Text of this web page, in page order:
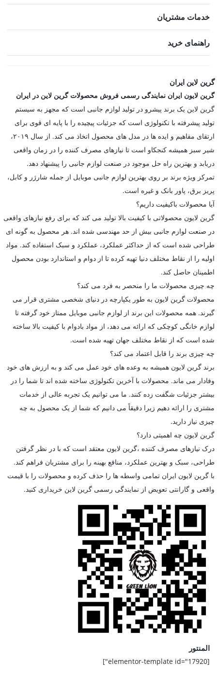
خدمات مشتریان
راهنمای خرید
گرین لاین ایران
گرین لایون ایران نمایندگی رسمی فروش محصولات گرین لاین در ایران
گرین لاین یک برند پیشرو در تولید لوازم جانبی است که مجهز به سیستم
تولید پیشرفته با تکنولوژی است که جزئیات پیچیده را با پایه ای قوی برای
ارتقای مفاهیم و ایده ها در مدل های محصول اتخاذ می کند. از سال ۲۰۱۹،
شیر سبز همیشه کنجکاو است تا نیازهای مصرف کننده را در زمان واقعی
دریابد و بهترین راه حل موجود در صنعت لوازم جانبی را پیشنهاد دهد.
تمرکز ویژه برند بر روی بهترین لوازم جانبی موبایل از جمله شارژر و کابل،
پریز برق، پاور بانک و غیره است.
آیا محصولات باکیفیت داریم؟
گرین لایون محصولاتی با کیفیت بالا تولید می کند که برای رفع نیازهای واقعی
در صنعت لوازم جانبی بیش از حد مهندسی شده اند. هر محصول به گونه ای
طراحی شده است که از حداکثر عملکرد، عملکرد و سبک استفاده کند. مواد
اولیه را از نقاط مختلف دنیا تهیه کرده تا از دوام و استاندارد بودن محصول
اطمینان حاصل کند.
چه چیزی محصولات ما را منحصر به فرد می کند؟
محصولات گرین لایون به طور یکپارچه در دنیای شخصی مشتری قرار می
گیرند. همه محصولات این برند از لوازم جانبی موبایل ممتاز خود گرفته تا
لوازم خانگی کوچکی که ارائه می دهد، از مواد بادوام با کیفیت بالا ساخته
شده است که از نقاط مختلف جهان تهیه شده است.
چه چیزی برند را قابل اعتماد می کند؟
برند گرین لایون همیشه به وعده های خود عمل می کند و به ارزش های خود
وفادار می ماند. محصولات با آخرین تکنولوژی ساخته شده اند تا شما را در
بیشتر جزئیات شگفت زده کنند. ما می توانیم یک تجربه عالی از خدمات
مشتری را ارائه دهیم زیرا دقیقاً می دانیم که شما از یک محصول به چه
چیزی نیاز دارید.
گرین لایون چه اهمیتی دارد؟
درک نیازهای مصرف کننده ،گرین لایون معتقد است که با در نظر گرفتن
طراحی، سبک و بهترین عملکرد، منافع بهینه را برای مشتریان فراهم کند.
با گرین لایون ایران تمامی واسطه ها را حذف کرده و محصولات را با قیمت
واقعی و گارانتی تعویض از نمایندگی رسمی گرین لاین خریداری کنید.
المنتور
[elementor-template id="17920"]